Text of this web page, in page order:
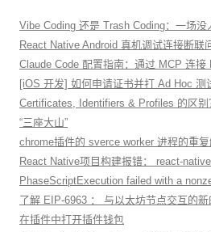
Vibe Coding 还是 Trash Coding：一场没
React Native Android 真机调试连接断联
Claude Code 配置指南：通过 MCP 连接
[iOS 开发] 如何申请证书并打 Ad Hoc 测
Certificates, Identifiers & Profiles 的区
“三座大山”
chrome插件的 sverce worker 进程的重
React Native项目构建报错： react-
PhaseScriptExecution failed with a
了解 EIP-6963 ： 与以太坊节点交互的新
在插件中打开插件钱包